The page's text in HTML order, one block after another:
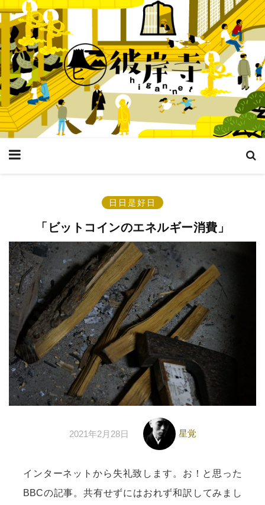
日日是好日
「ビットコインのエネルギー消費」
2021年2月28日 星覚
インターネットから失礼致します。お！と思った
BBCの記事。共有せずにはおれず和訳してみまし